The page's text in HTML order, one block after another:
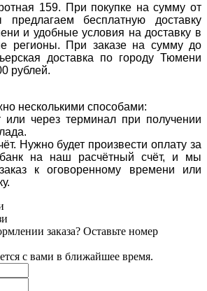
159. При покупке на сумму от
бесплатную доставку
и удобные условия на доставку в
регионы. При заказе на сумму до
доставка по городу Тюмени
рублей.
несколькими способами:
или через терминал при получении
Нужно будет произвести оплату за
на наш расчётный счёт, и мы
к оговоренному времени или
заказа? Оставьте номер
с вами в ближайшее время.